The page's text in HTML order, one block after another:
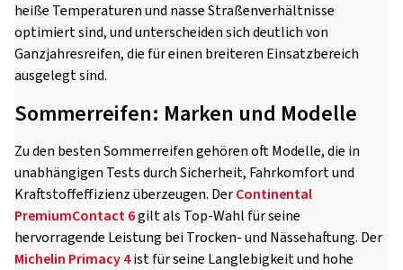
heiße Temperaturen und nasse Straßenverhältnisse
optimiert sind, und unterscheiden sich deutlich von
Ganzjahresreifen, die für einen breiteren Einsatzbereich
ausgelegt sind.
Sommerreifen: Marken und Modelle
Zu den besten Sommerreifen gehören oft Modelle, die in
unabhängigen Tests durch Sicherheit, Fahrkomfort und
Kraftstoffeffizienz überzeugen. DerContinental
PremiumContact 6gilt als Top-Wahl für seine
hervorragende Leistung bei Trocken- und Nässehaftung. Der
Michelin Primacy 4ist für seine Langlebigkeit und hohe